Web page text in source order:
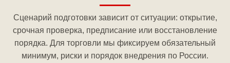
Сценарий подготовки зависит от ситуации: открытие,
срочная проверка, предписание или восстановление
порядка. Для торговли мы фиксируем обязательный
минимум, риски и порядок внедрения по России.